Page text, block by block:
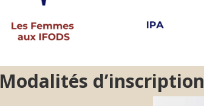
Modalités d’inscription